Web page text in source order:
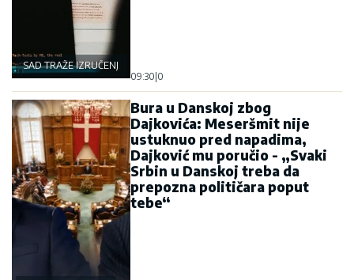
SAD TRAŽE IZRUČENJE
09:30 0
Bura u Danskoj zbog
Dajkovića: Meseršmit nije
ustuknuo pred napadima,
Dajković mu poručio - „Svaki
Srbin u Danskoj treba da
prepozna političara poput
tebe“